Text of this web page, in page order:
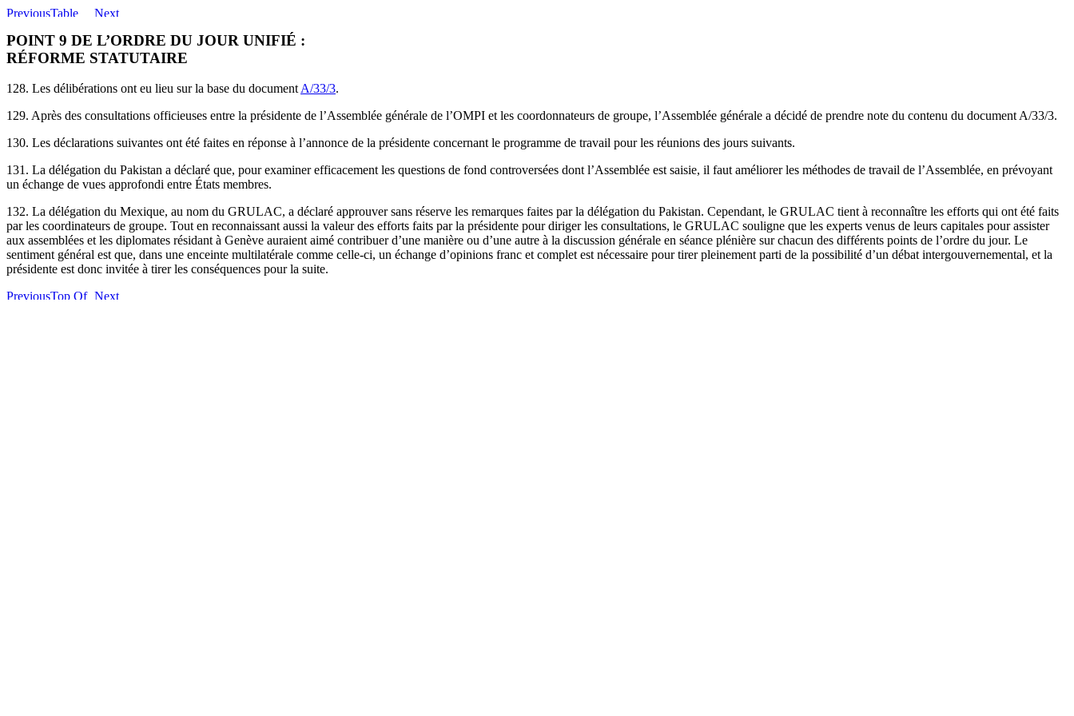
POINT 9 DE L’ORDRE DU JOUR UNIFIÉ :
RÉFORME STATUTAIRE
128. Les délibérations ont eu lieu sur la base du documentA/33/3.
129. Après des consultations officieuses entre la présidente de l’Assemblée générale de l’OMPI et les coordonnateurs de groupe, l’Assemblée générale a décidé de prendre note du contenu du document A/33/3.
130. Les déclarations suivantes ont été faites en réponse à l’annonce de la présidente concernant le programme de travail pour les réunions des jours suivants.
131. La délégation du Pakistan a déclaré que, pour examiner efficacement les questions de fond controversées dont l’Assemblée est saisie, il faut améliorer les méthodes de travail de l’Assemblée, en prévoyant
un échange de vues approfondi entre États membres.
132. La délégation du Mexique, au nom du GRULAC, a déclaré approuver sans réserve les remarques faites par la délégation du Pakistan. Cependant, le GRULAC tient à reconnaître les efforts qui ont été faits
par les coordinateurs de groupe. Tout en reconnaissant aussi la valeur des efforts faits par la présidente pour diriger les consultations, le GRULAC souligne que les experts venus de leurs capitales pour assister
aux assemblées et les diplomates résidant à Genève auraient aimé contribuer d’une manière ou d’une autre à la discussion générale en séance plénière sur chacun des différents points de l’ordre du jour. Le
sentiment général est que, dans une enceinte multilatérale comme celle-ci, un échange d’opinions franc et complet est nécessaire pour tirer pleinement parti de la possibilité d’un débat intergouvernemental, et la
présidente est donc invitée à tirer les conséquences pour la suite.